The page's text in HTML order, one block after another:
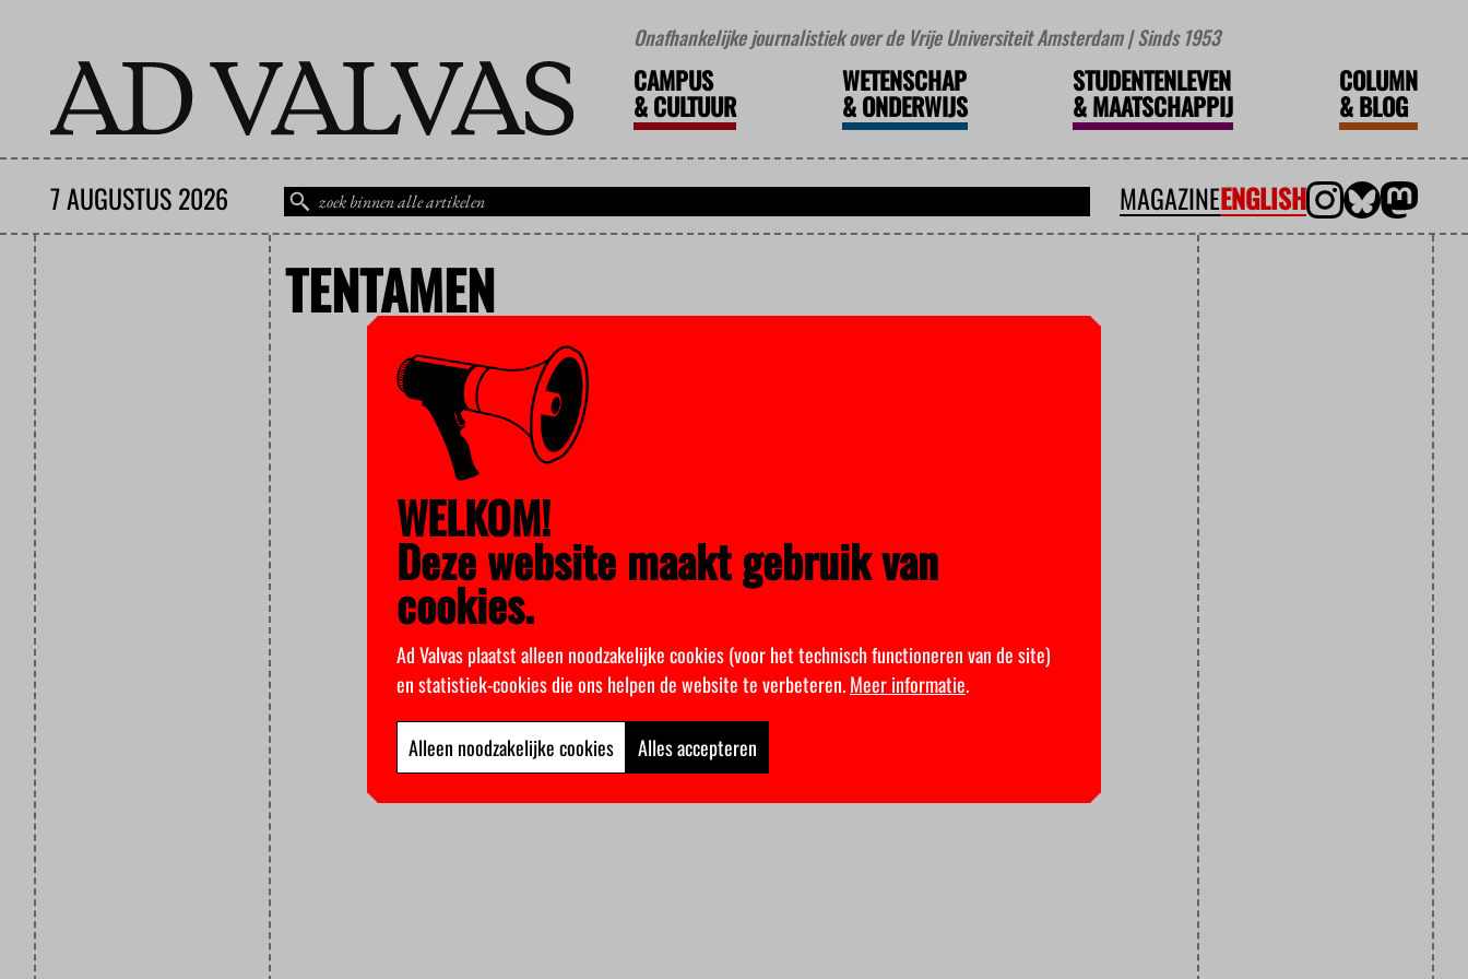
Onafhankelijke journalistiek over de Vrije Universiteit Amsterdam | Sinds 1953
CAMPUS
&CULTUUR
WETENSCHAP
&ONDERWIJS
STUDENTENLEVEN
&MAATSCHAPPIJ
COLUMN
&BLOG
7 AUGUSTUS 2026 MAGAZINEENGLISH
TENTAMEN
WELKOM!
Deze website maakt gebruik van
cookies.
Ad Valvas plaatst alleen noodzakelijke cookies (voor het technisch functioneren van de site)
en statistiek-cookies die ons helpen de website te verbeteren.Meer informatie.
Alleen noodzakelijke cookies Alles accepteren